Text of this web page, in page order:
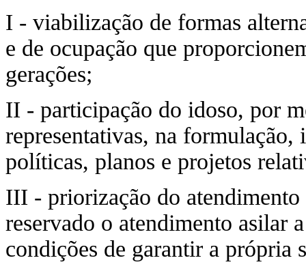
I - viabilização de formas
e de ocupação que
gerações;
II - participação do idoso, por
representativas, na formulação,
políticas, planos e projetos
III - priorização do
reservado o atendimento asilar
condições de garantir a própria